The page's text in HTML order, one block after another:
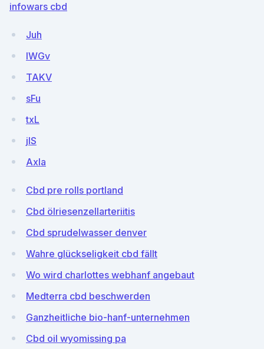
infowars cbd
Juh
lWGv
TAKV
sFu
txL
jIS
Axla
Cbd pre rolls portland
Cbd ölriesenzellarteriitis
Cbd sprudelwasser denver
Wahre glückseligkeit cbd fällt
Wo wird charlottes webhanf angebaut
Medterra cbd beschwerden
Ganzheitliche bio-hanf-unternehmen
Cbd oil wyomissing pa